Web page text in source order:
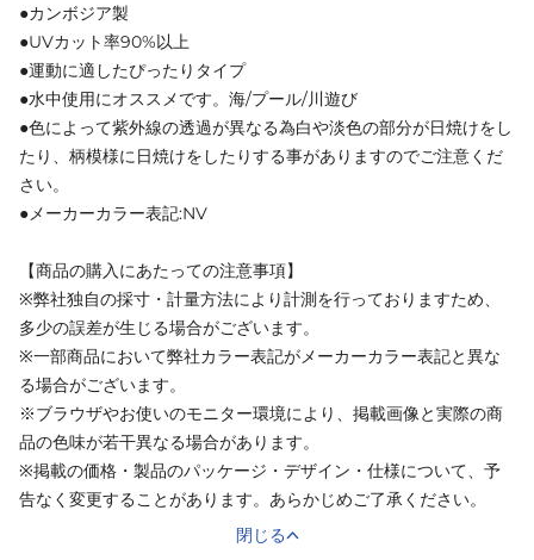
●カンボジア製
●UVカット率90%以上
●運動に適したぴったりタイプ
●水中使用にオススメです。海/プール/川遊び
●色によって紫外線の透過が異なる為白や淡色の部分が日焼けをし
たり、柄模様に日焼けをしたりする事がありますのでご注意くだ
さい。
●メーカーカラー表記:NV
【商品の購入にあたっての注意事項】
※弊社独自の採寸・計量方法により計測を行っておりますため、
多少の誤差が生じる場合がございます。
※一部商品において弊社カラー表記がメーカーカラー表記と異な
る場合がございます。
※ブラウザやお使いのモニター環境により、掲載画像と実際の商
品の色味が若干異なる場合があります。
※掲載の価格・製品のパッケージ・デザイン・仕様について、予
告なく変更することがあります。あらかじめご了承ください。
閉じる